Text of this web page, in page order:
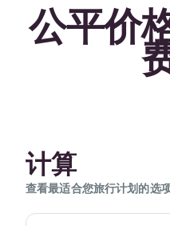
公平价
计算
查看最适合您旅行计划的选